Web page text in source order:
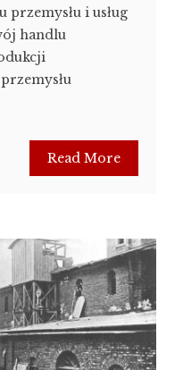
przemysłu i usług
handlu
Read More